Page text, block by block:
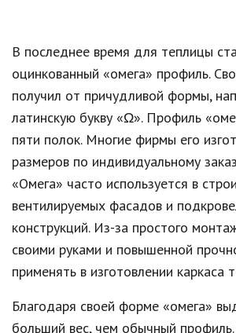
В последнее время для теплицы
оцинкованный «омега» профиль.
получил от причудливой формы,
латинскую букву «Ω». Профиль
пяти полок. Многие фирмы его
размеров по индивидуальному
«Омега» часто используется в
вентилируемых фасадов и
конструкций. Из-за простого
своими руками и повышенной
применять в изготовлении каркаса
Благодаря своей форме «омега»
больший вес, чем обычный